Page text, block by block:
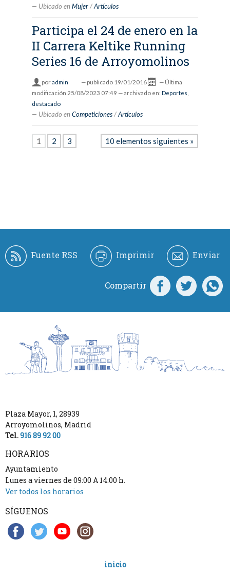
Ubicado en Mujer /Artículos
Participa el 24 de enero en la
II Carrera Keltike Running
Series 16 de Arroyomolinos
poradmin — publicado 19/01/2016 — Última
modificación 25/08/2023 07:49 — archivado en: Deportes
destacado
Ubicado en Competiciones /Artículos
10 elementos siguientes »
1 2 3
Fuente RSS Imprimir Enviar
Compartir
Plaza Mayor, 1, 28939
Arroyomolinos, Madrid
Tel.916 89 92 00
HORARIOS
Ayuntamiento
Lunes a viernes de 09:00 A 14:00 h.
Ver todos los horarios
SÍGUENOS
inicio